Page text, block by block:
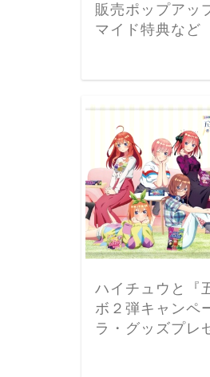
販売ポップアッ
マイド特典など
ハイチュウと『
ボ２弾キャンペ
ラ・グッズプレ